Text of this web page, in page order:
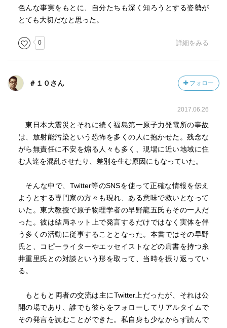
色んな事実をもとに、自分たちも深く知ろうとする姿勢が
とても大切だなと思った。
0 詳細をみる
＃１０さん フォロー
2017.06.26
東日本大震災とそれに続く福島第一原子力発電所の事故
は、放射能汚染という恐怖を多くの人に抱かせた。残念な
がら無責任に不安を煽る人々も多く、現場に近い地域に住
む人達を混乱させたり、差別を生む原因にもなっていた。
そんな中で、Twitter等のSNSを使って正確な情報を伝え
ようとする専門家の方々も現れ、ある意味で救いとなって
いた。東大教授で原子物理学者の早野龍五氏もその一人だ
った。彼は結局ネット上で発言するだけではなく実体を伴
う多くの活動に従事することとなった。本書ではその早野
氏と、コピーライターやエッセイストなどの肩書を持つ糸
井重里氏との対談という形を取って、当時を振り返ってい
る。
もともと両者の交流は主にTwitter上だったが、それは公
開の場であり、誰でも彼らをフォローしてリアルタイムで
その発言を読むことができた。私自身も少なからず読んで